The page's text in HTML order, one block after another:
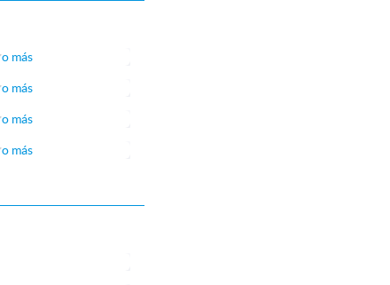
o más
o más
o más
o más